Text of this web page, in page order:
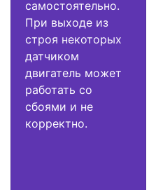
самостоятельно.
При выходе из
строя некоторых
датчиком
двигатель может
работать со
сбоями и не
корректно.